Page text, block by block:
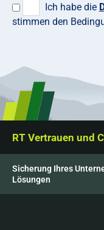
Ich habe die
stimmen den
RT Vertrauen und
Sicherung Ihres
Lösungen